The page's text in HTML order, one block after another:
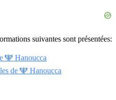
suivantes sont présentées:
🕎 Hanoucca
de 🕎 Hanoucca